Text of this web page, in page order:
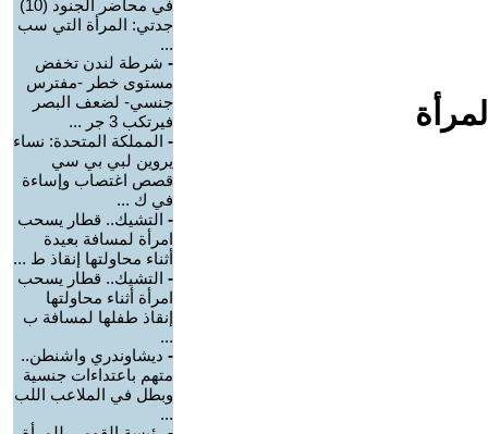
في محاضر الجنود (10)
جدتي: المرأة التي سب
...
- شرطة لندن تخفض
مستوى خطر -مفترس
جنسي- لضعف البصر
فيرتكب 3 جر ...
- المملكة المتحدة: نساء
يروين لبي بي سي
قصص اغتصاب وإساءة
في ك ...
- التشيك.. قطار يسحب
امرأة لمسافة بعيدة
أثناء محاولتها إنقاذ ط ...
- التشيك.. قطار يسحب
امرأة أثناء محاولتها
إنقاذ طفلها لمسافة ب
...
- ديشاوندري واشنطن..
متهم باعتداءات جنسية
وبطل في الملاعب اللب
...